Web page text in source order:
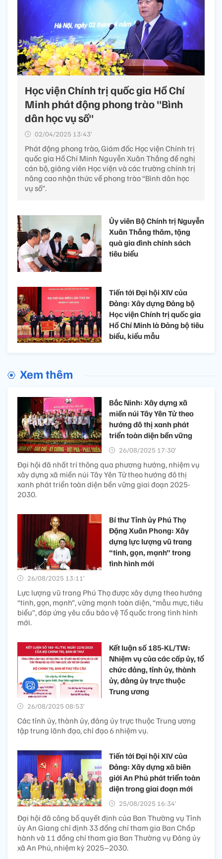
Học viện Chính trị quốc gia Hồ Chí
Minh phát động phong trào "Bình
dân học vụ số"
02/04/2025 13:43’
Phát động phong trào, Giám đốc Học viện Chính trị
quốc gia Hồ Chí Minh Nguyễn Xuân Thắng đề nghị
cán bộ, giảng viên Học viện và các trường chính trị
nâng cao nhận thức về phong trào “Bình dân học
vụ số”.
Ủy viên Bộ Chính trị Nguyễn
Xuân Thắng thăm, tặng
quà gia đình chính sách
tiêu biểu
Tiến tới Đại hội XIV của
Đảng: Xây dựng Đảng bộ
Học viện Chính trị quốc gia
Hồ Chí Minh là Đảng bộ tiêu
biểu, kiểu mẫu
Xem thêm
Bắc Ninh: Xây dựng xã
miền núi Tây Yên Tử theo
hướng đô thị xanh phát
triển toàn diện bền vững
26/08/2025 17:30’
Đại hội đã nhất trí thông qua phương hướng, nhiệm vụ
xây dựng xã miền núi Tây Yên Tử theo hướng đô thị
xanh phát triển toàn diện bền vững giai đoạn 2025-
2030.
Bí thư Tỉnh ủy Phú Thọ
Đặng Xuân Phong: Xây
dựng lực lượng vũ trang
“tinh, gọn, mạnh” trong
tình hình mới
26/08/2025 13:11’
Lực lượng vũ trang Phú Thọ được xây dựng theo hướng
“tinh, gọn, mạnh”, vững mạnh toàn diện, “mẫu mực, tiêu
biểu”, đáp ứng yêu cầu bảo vệ Tổ quốc trong tình hình
mới.
Kết luận số 185-KL/TW:
Nhiệm vụ của các cấp ủy, tổ
chức đảng, tỉnh ủy, thành
ủy, đảng ủy trực thuộc
Trung ương
26/08/2025 08:53’
Các tỉnh ủy, thành ủy, đảng ủy trực thuộc Trung ương
tập trung lãnh đạo, chỉ đạo 6 nhiệm vụ.
Tiến tới Đại hội XIV của
Đảng: Xây dựng xã biên
giới An Phú phát triển toàn
diện trong giai đoạn mới
25/08/2025 16:34’
Đại hội đã công bố quyết định của Ban Thường vụ Tỉnh
ủy An Giang chỉ định 33 đồng chí tham gia Ban Chấp
hành và 11 đồng chí tham gia Ban Thường vụ Đảng ủy
xã An Phú, nhiệm kỳ 2025–2030.